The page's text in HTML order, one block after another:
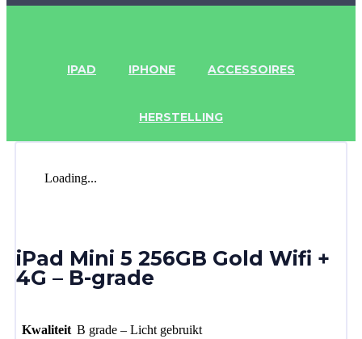
IPAD IPHONE ACCESSOIRES
HERSTELLING
Loading...
iPad Mini 5 256GB Gold Wifi +
4G – B-grade
Kwaliteit B grade – Licht gebruikt